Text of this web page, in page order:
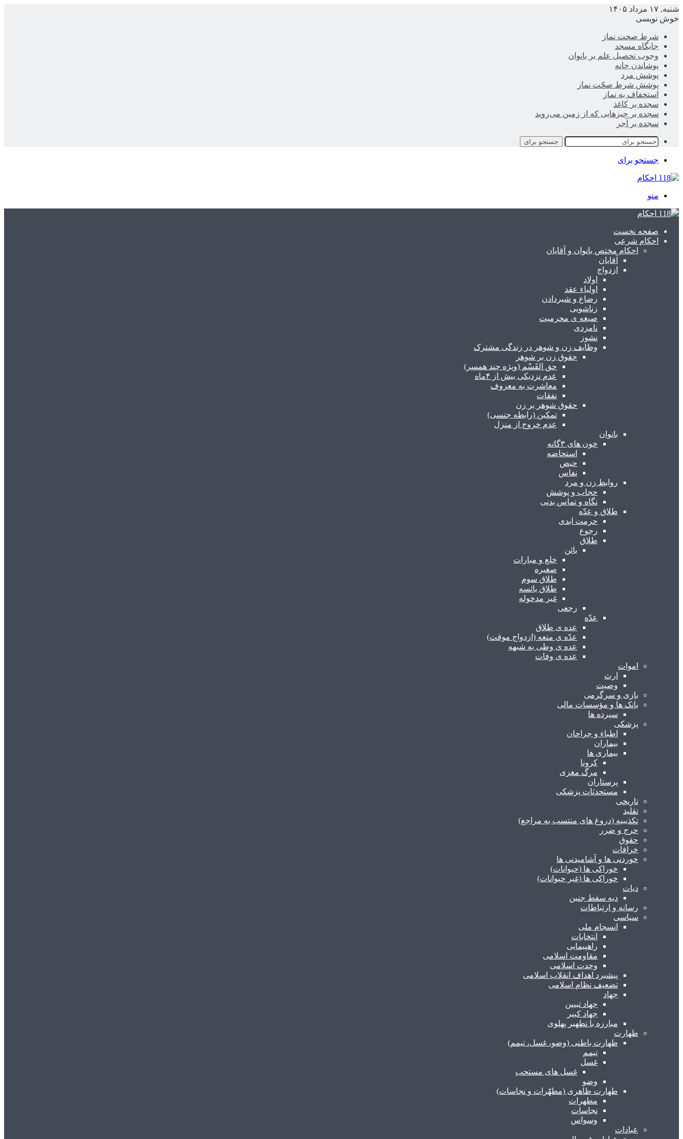
شنبه, ۱۷ مرداد ۱۴۰۵
خوش نویسی
شرط صحت نماز
جایگاه مسجد
وجوب تحصیل علم بر بانوان
پوشاندن چانه
پوشش مرد
پوشش شرط صحّت نماز
استخفاف به نماز
سجده بر کاغذ
سجده بر چیزهایی که از زمین می‌روید
سجده بر آجر
جستجو برای
جستجو برای
منو
صفحه نخست
احکام شرعی
احکام مختص بانوان و آقایان
آقایان
ازدواج
اولاد
اولیاء عقد
رضاع و شیردادن
زناشویی
صیغه ی محرمیت
نامزدی
نشوز
وظایف زن و شوهر در زندگی مشترک
حقوق زن بر شوهر
حق القَسْم (ویژه چند همسر)
عدم نزدیکی بیش از ۴ماه
معاشرت به معروف
نفقات
حقوق شوهر بر زن
تمکین (رابطه جنسی)
عدم خروج از منزل
بانوان
خون های ۳گانه
استحاضه
حیض
نفاس
روابط زن و مرد
حجاب و پوشش
نگاه و تماس بدنی
طلاق و عدّه
حرمت ابدی
رجوع
طلاق
بائن
خلع و مبارات
صغیره
طلاق سوم
طلاق یائسه
غیر مدخوله
رجعی
عدّه
عده ی طلاق
عدّه ی متعه (ازدواج موقت)
عده ی وطی به شبهه
عده ی وفات
اموات
ارث
وصیت
بازی و سرگرمی
بانک ها و مؤسسات مالی
سپرده ها
پزشکی
اطباء و جراحان
بیماران
بیماری ها
کرونا
مرگ مغزی
پرستاران
مستحدثات پزشکی
تاریخی
تقلید
تکذیبیه (دروغ های منتسب به مراجع)
حرج و ضرر
حقوق
خرافات
خوردنی ها و آشامیدنی ها
خوراکی ها (حیوانات)
خوراکی ها (غیر حیوانات)
دیات
دیه سقط جنین
رسانه و ارتباطات
سیاسی
انسجام ملی
انتخابات
راهپیمایی
مقاومت اسلامی
وحدت اسلامی
پیشبرد اهداف انقلاب اسلامی
تضعیف نظام اسلامی
جهاد
جهاد تبیین
جهاد کبیر
مبارزه با تطهیر پهلوی
طهارت
طهارت باطنی (وضو، غسل، تیمم)
تیمم
غسل
غسل های مستحب
وضو
طهارت ظاهری (مطهّرات و نجاسات)
مطهرات
نجاسات
وسواس
عبادات